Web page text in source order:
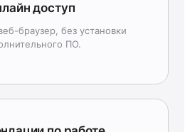
доступ
браузер, без установки
ПО.